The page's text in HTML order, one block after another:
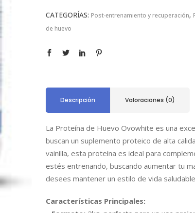
CATEGORÍAS: Post-entrenamiento y recuperación,
de huevo
Descripción Valoraciones (0)
La Proteína de Huevo Ovowhite es una
buscan un suplemento proteico de alta
vainilla, esta proteína es ideal para
estés entrenando, buscando aumentar tu
desees mantener un estilo de vida
Características Principales: